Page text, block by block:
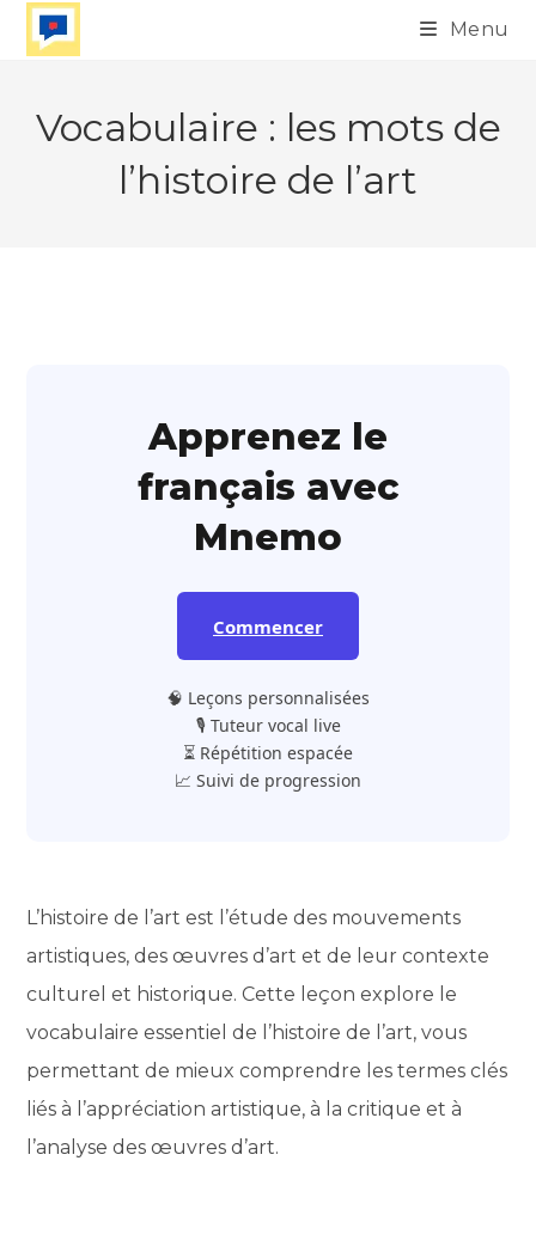
Skip
Menu
Vocabulaire : les mots de
l’histoire de l’art
Apprenez le
français avec
Mnemo
Commencer
🧠 Leçons personnalisées
🎙️ Tuteur vocal live
⏳ Répétition espacée
📈 Suivi de progression
L’histoire de l’art est l’étude des mouvements
artistiques, des œuvres d’art et de leur contexte
culturel et historique. Cette leçon explore le
vocabulaire essentiel de l’histoire de l’art, vous
permettant de mieux comprendre les termes clés
liés à l’appréciation artistique, à la critique et à
l’analyse des œuvres d’art.